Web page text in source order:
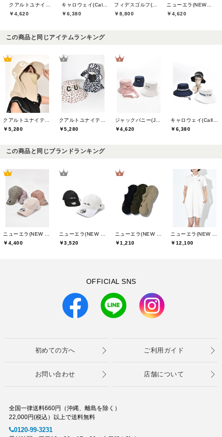
￥4,620
￥6,380
￥8,800
ニューエラ(NEW ERA)
￥4,620
この商品と同じアイテムランキング
￥5,280
￥5,280
￥4,620
￥6,380
この商品と同じブランドランキング
ニューエラ(NEW ERA)
￥4,400
ニューエラ(NEW ERA)
￥3,520
ニューエラ(NEW ERA)
￥1,210
ニューエラ(NEW ERA)
￥12,100
OFFICIAL SNS
初めての方へ ご利用ガイド
お問い合わせ 店舗について
全国一律送料660円（沖縄、離島を除く）
22,000円(税込）以上で送料無料
0120-99-3231